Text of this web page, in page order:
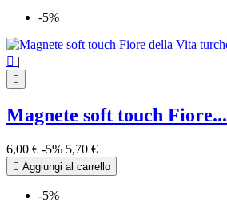
-5%
 |

Magnete soft touch Fiore...
6,00 € -5% 5,70 €
 Aggiungi al carrello
-5%